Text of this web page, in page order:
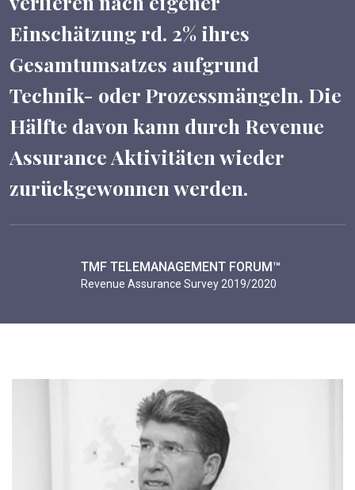
Einschätzung rd. 2% ihres
Gesamtumsatzes aufgrund
Technik- oder Prozessmängeln. Die
Hälfte davon kann durch Revenue
Assurance Aktivitäten wieder
zurückgewonnen werden.
TMF TELEMANAGEMENT FORUM™
Revenue Assurance Survey 2019/2020